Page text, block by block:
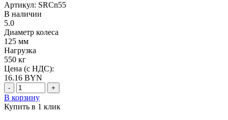
Артикул: SRCn55
В наличии
5.0
Диаметр колеса
125 мм
Нагрузка
550 кг
Цена (с НДС):
16.16 BYN
- +
В корзину
Купить в 1 клик